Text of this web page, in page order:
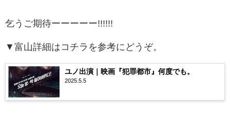
乞うご期待ーーーーー!!!!!!
▼富山詳細はコチラを参考にどうぞ。
ユノ出演｜映画『犯罪都市』何度でも。
2025.5.5